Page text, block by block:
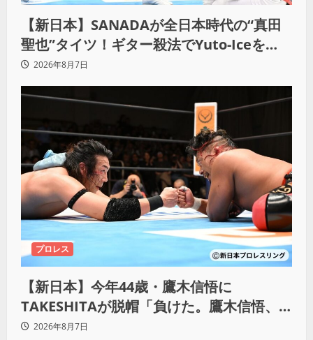
【新日本】SANADAが全日本時代の“真田
聖也”タイツ！ギター殺法でYuto-Iceを
KO「俺と闘う時は考えろ。感じるな」
2026年8月7日
プロレス
【新日本】今年44歳・鷹木信悟に
TAKESHITAが脱帽「負けた。鷹木信悟、
強いわ！」
2026年8月7日